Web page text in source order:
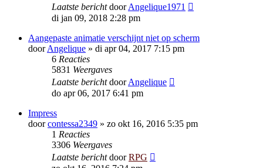
Laatste berichtdoorAngelique1971
di jan 09, 2018 2:28 pm
Aangepaste animatie verschijnt niet op scherm
doorAngelique » di apr 04, 2017 7:15 pm
6 Reacties
5831 Weergaves
Laatste berichtdoorAngelique
do apr 06, 2017 6:41 pm
Impress
doorcontessa2349 » zo okt 16, 2016 5:35 pm
1 Reacties
3306 Weergaves
Laatste berichtdoorRPG